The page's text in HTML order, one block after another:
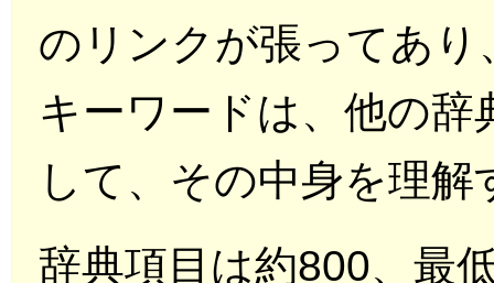
のリンクが張ってあ
キーワードは、他の
して、その中身を理
辞典項目は約800、最